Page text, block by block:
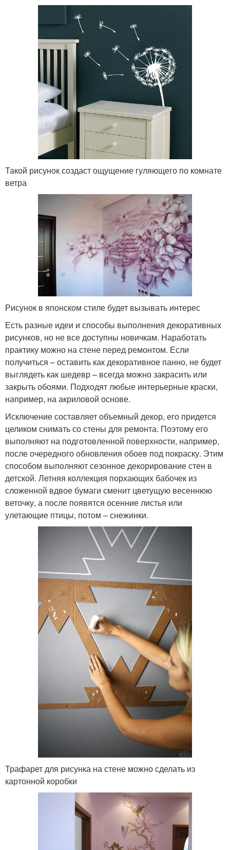
Такой рисунок создаст ощущение гуляющего по комнате
ветра
Рисунок в японском стиле будет вызывать интерес
Есть разные идеи и способы выполнения декоративных
рисунков, но не все доступны новичкам. Наработать
практику можно на стене перед ремонтом. Если
получиться – оставить как декоративное панно, не будет
выглядеть как шедевр – всегда можно закрасить или
закрыть обоями. Подходят любые интерьерные краски,
например, на акриловой основе.
Исключение составляет объемный декор, его придется
целиком снимать со стены для ремонта. Поэтому его
выполняют на подготовленной поверхности, например,
после очередного обновления обоев под покраску. Этим
способом выполняют сезонное декорирование стен в
детской. Летняя коллекция порхающих бабочек из
сложенной вдвое бумаги сменит цветущую весеннюю
веточку, а после появятся осенние листья или
улетающие птицы, потом – снежинки.
Трафарет для рисунка на стене можно сделать из
картонной коробки